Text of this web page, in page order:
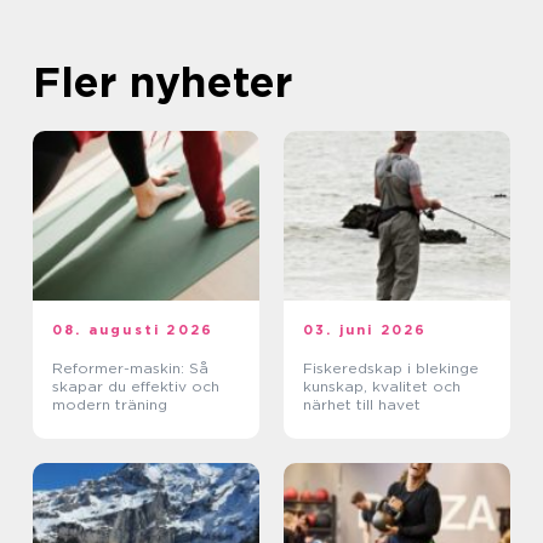
Fler nyheter
08. augusti 2026
Reformer-maskin: Så
skapar du effektiv och
modern träning
03. juni 2026
Fiskeredskap i blekinge
kunskap, kvalitet och
närhet till havet